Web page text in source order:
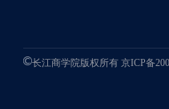
长江商学院版权所有京ICP备